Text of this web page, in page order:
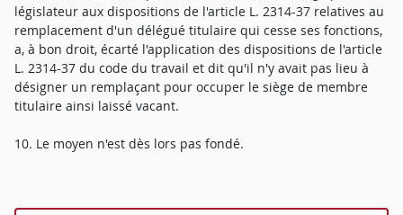
législateur aux dispositions de l'article L. 2314-37 relatives au
remplacement d'un délégué titulaire qui cesse ses fonctions,
a, à bon droit, écarté l'application des dispositions de l'article
L. 2314-37 du code du travail et dit qu'il n'y avait pas lieu à
désigner un remplaçant pour occuper le siège de membre
titulaire ainsi laissé vacant.
10. Le moyen n'est dès lors pas fondé.